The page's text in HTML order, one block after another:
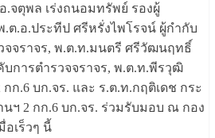
.จตุพล เร่งถนอมทรัพย์ รองผู้
.ต.อ.ประทีป ศรีหรั่งไพโรจน์ ผู้กำกับ
จจราจร, พ.ต.ท.มนตรี ศรีวัฒนฤทธิ์
บการตำรวจจราจร, พ.ต.ท.พีรวุฒิ
ก.6 บก.จร. และ ร.ต.ท.กฤติเดช กระ
ฯ 2 กก.6 บก.จร. ร่วมรับมอบ ณ กอง
อเร็วๆ นี้